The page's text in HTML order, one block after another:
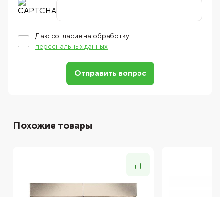
Даю согласие на обработку
персональных данных
Отправить вопрос
Похожие товары